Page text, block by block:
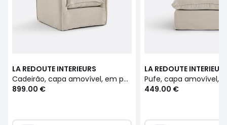
LA REDOUTE INTERIEURS
Cadeirão, capa amovível, em poliéster mesclado, ODNA
899.00 €
LA REDOUTE
449.00 €